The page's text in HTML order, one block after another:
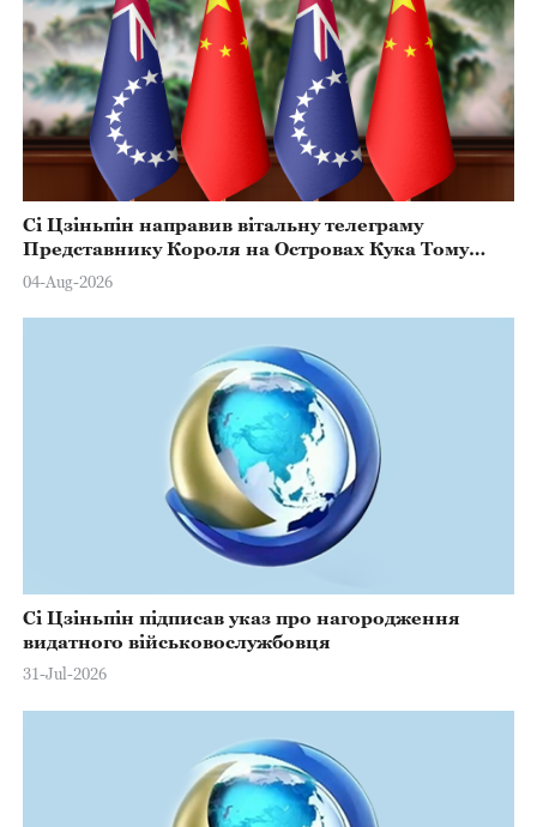
Сі Цзіньпін направив вітальну телеграму
Представнику Короля на Островах Кука Тому
Марстерсу з нагоди Дня Конституції
04-Aug-2026
Сі Цзіньпін підписав указ про нагородження
видатного військовослужбовця
31-Jul-2026